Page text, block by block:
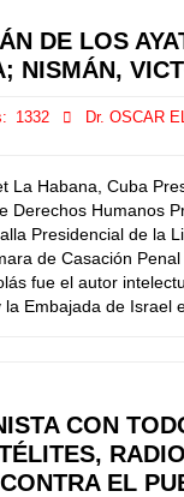
DE LOS
NISMÁN,
1332
Dr. OSCAR
La Habana, Cuba
Derechos Humanos
Presidencial de la
de Casación
fue el autor
Embajada de Israel
CON
EL